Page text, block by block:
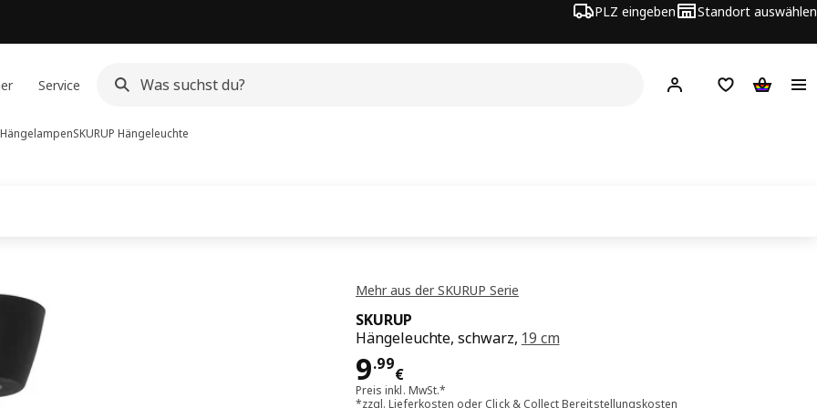
PLZ eingeben Standort auswählen
Service Hej! Hier einloggen
Merkzettel
SKURUP Hängeleuchte
Mehr aus der SKURUP Serie
SKURUP
Hängeleuchte, schwarz, 19 cm
9.99
€
Preis 9.99€
Preis inkl. MwSt.*
*zzgl.Lieferkosten oder Click & Collect Bereitstellungskosten